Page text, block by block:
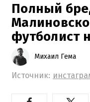
Полный
футболист
Михаил Гема
Источник: